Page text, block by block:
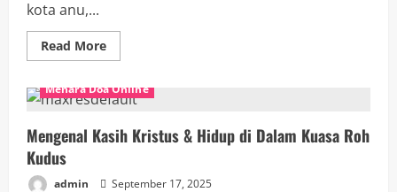
kota anu,...
Read More
Menara Doa Online
Mengenal Kasih Kristus & Hidup di Dalam Kuasa Roh
Kudus
admin September 17, 2025